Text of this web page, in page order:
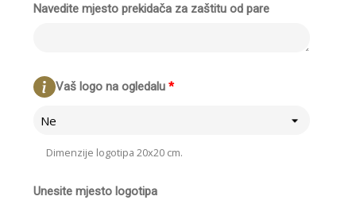
Navedite mjesto prekidača za zaštitu od pare
*
Vaš logo na ogledalu
Ne
Dimenzije logotipa 20x20 cm.
Unesite mjesto logotipa